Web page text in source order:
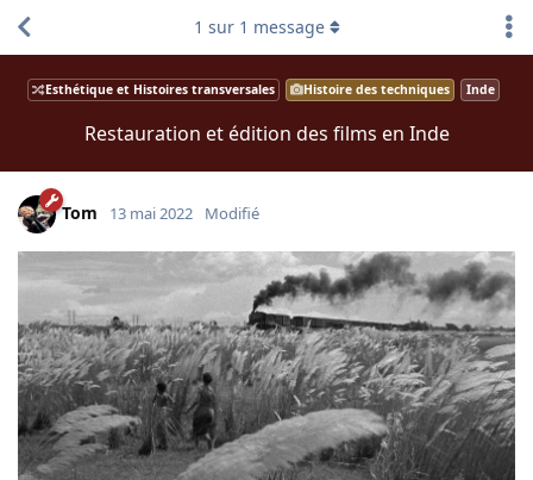
Esthétique et Histoires transversales Histoire des techniques Inde
Restauration et édition des films en Inde
1 sur 1 message
Tom 13 mai 2022 Modifié